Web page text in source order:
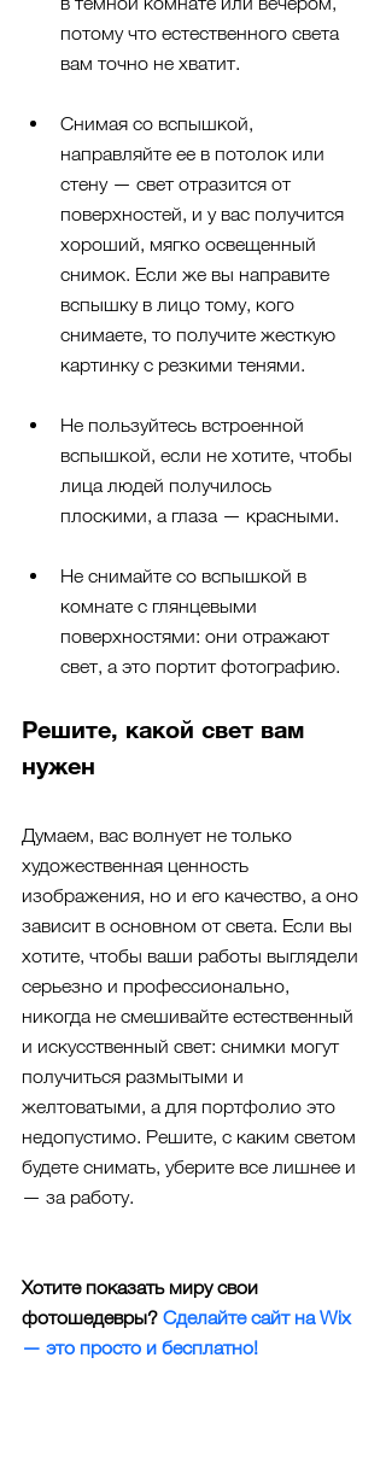
потому что естественного света
вам точно не хватит.
Снимая со вспышкой,
направляйте ее в потолок или
стену — свет отразится от
поверхностей, и у вас получится
хороший, мягко освещенный
снимок. Если же вы направите
вспышку в лицо тому, кого
снимаете, то получите жесткую
картинку с резкими тенями.
Не пользуйтесь встроенной
вспышкой, если не хотите, чтобы
лица людей получилось
плоскими, а глаза — красными.
Не снимайте со вспышкой в
комнате с глянцевыми
поверхностями: они отражают
свет, а это портит фотографию.
Решите, какой свет вам
нужен
Думаем, вас волнует не только
художественная ценность
изображения, но и его качество, а оно
зависит в основном от света. Если вы
хотите, чтобы ваши работы выглядели
серьезно и профессионально,
никогда не смешивайте естественный
и искусственный свет: снимки могут
получиться размытыми и
желтоватыми, а для портфолио это
недопустимо. Решите, с каким светом
будете снимать, уберите все лишнее и
— за работу.
Хотите показать миру свои
фотошедевры? Сделайте сайт на Wix
— это просто и бесплатно!